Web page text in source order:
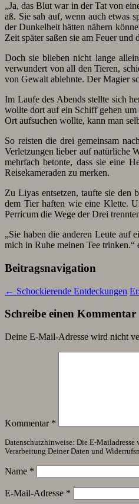
„Ja, das Blut war in der Tat von
aß. Sie sah auf, wenn auch etwas
der Dunkelheit hätten nähern
Zeit später saßen sie am Feuer
Doch sie blieben nicht lange
verwundert von all den Tieren,
von Gewalt ablehnte. Der Magier
Im Laufe des Abends stellte sich
wollte dort auf ein Schiff gehen um
Ort aufsuchen wollte, kann man
So reisten die drei gemeinsam
Verletzungen lieber auf natürliche
mehrfach betonte, dass sie eine
Reisekameraden zu merken.
Zu Liyas entsetzen, taufte sie den
dem Tier haften wie eine Klette.
Perricum die Wege der Drei
„Sie haben die anderen Leute auf
mich in Ruhe meinen Tee trinken.“
Beitragsnavigation
← Schockierende Entdeckungen
Schreibe einen Kommentar
Deine E-Mail-Adresse wird nicht
Kommentar *
Datenschutzhinweise: Die E-
Verarbeitung Deiner Daten und
Name *
E-Mail-Adresse *